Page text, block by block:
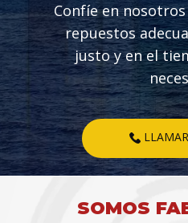
Confíe en
repuestos
justo y en el
SOMOS